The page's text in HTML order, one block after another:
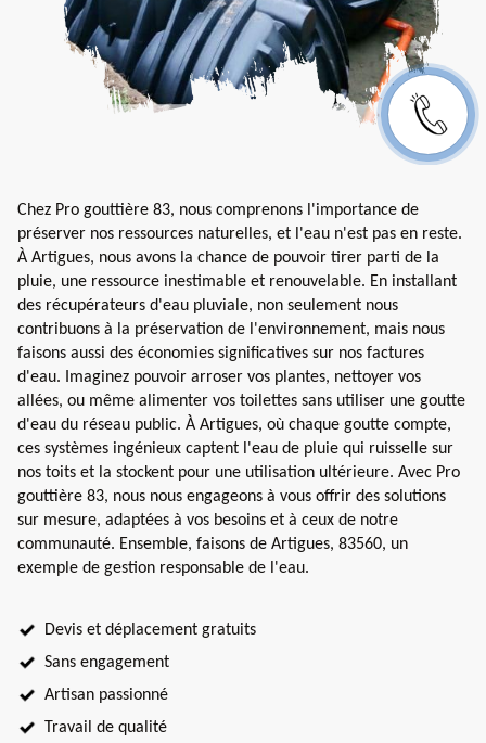
Chez Pro gouttière 83, nous comprenons l'importance de
préserver nos ressources naturelles, et l'eau n'est pas en reste.
À Artigues, nous avons la chance de pouvoir tirer parti de la
pluie, une ressource inestimable et renouvelable. En installant
des récupérateurs d'eau pluviale, non seulement nous
contribuons à la préservation de l'environnement, mais nous
faisons aussi des économies significatives sur nos factures
d'eau. Imaginez pouvoir arroser vos plantes, nettoyer vos
allées, ou même alimenter vos toilettes sans utiliser une goutte
d'eau du réseau public. À Artigues, où chaque goutte compte,
ces systèmes ingénieux captent l'eau de pluie qui ruisselle sur
nos toits et la stockent pour une utilisation ultérieure. Avec Pro
gouttière 83, nous nous engageons à vous offrir des solutions
sur mesure, adaptées à vos besoins et à ceux de notre
communauté. Ensemble, faisons de Artigues, 83560, un
exemple de gestion responsable de l'eau.
Devis et déplacement gratuits
Sans engagement
Artisan passionné
Travail de qualité